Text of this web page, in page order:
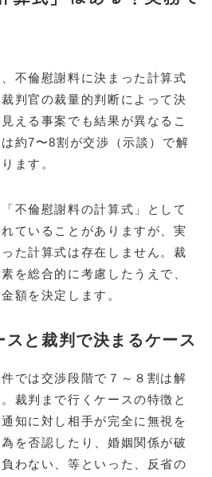
不倫慰謝料に決まった計算式
判官の裁量的判断によって決
える事案でも結果が異なるこ
約7〜8割が交渉（示談）で解
ます。
不倫慰謝料の計算式」として
ていることがありますが、実
た計算式は存在しません。裁
を総合的に考慮したうえで、
額を決定します。
と裁判で決まるケース
では交渉段階で７～８割は解
裁判まで行くケースの特徴と
知に対し相手が完全に無視を
を否認したり、婚姻関係が破
わない、等といった、反省の